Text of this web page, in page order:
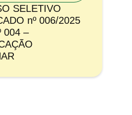
SELETIVO
nº 006/2025
004 –